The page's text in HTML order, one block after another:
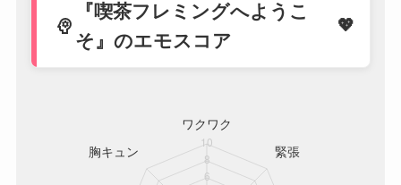
psychology
『喫茶フレミングへようこ
そ』のエモスコア